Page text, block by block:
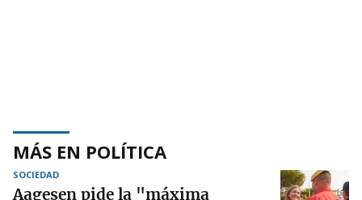
MÁS EN POLÍTICA
SOCIEDAD
Aagesen pide la "máxima